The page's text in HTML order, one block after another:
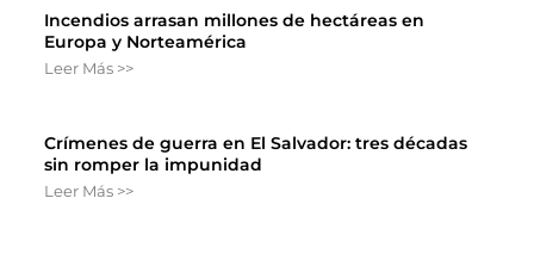
Incendios arrasan millones de hectáreas en
Europa y Norteamérica
Leer Más >>
Crímenes de guerra en El Salvador: tres décadas
sin romper la impunidad
Leer Más >>